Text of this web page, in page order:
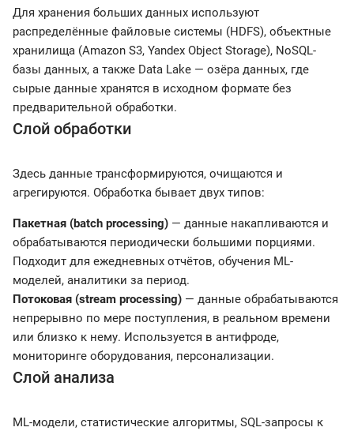
Для хранения больших данных используют
распределённые файловые системы (HDFS), объектные
хранилища (Amazon S3, Yandex Object Storage), NoSQL-
базы данных, а также Data Lake — озёра данных, где
сырые данные хранятся в исходном формате без
предварительной обработки.
Слой обработки
Здесь данные трансформируются, очищаются и
агрегируются. Обработка бывает двух типов:
Пакетная (batch processing) — данные накапливаются и
обрабатываются периодически большими порциями.
Подходит для ежедневных отчётов, обучения ML-
моделей, аналитики за период.
Потоковая (stream processing) — данные обрабатываются
непрерывно по мере поступления, в реальном времени
или близко к нему. Используется в антифроде,
мониторинге оборудования, персонализации.
Слой анализа
ML-модели, статистические алгоритмы, SQL-запросы к